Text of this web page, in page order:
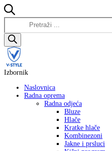
Products
Izbornik
Naslovnica
Radna oprema
Radna odjeća
Bluze
Hlače
Kratke hlače
Kombinezoni
Jakne i prsluci